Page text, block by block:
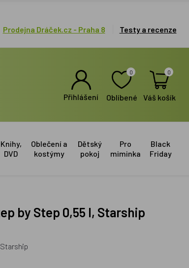
Prodejna Dráček.cz - Praha 8 Testy a recenze
Přihlášení
0
Oblíbené
0
Váš košík
Knihy,
DVD
Oblečení a
kostýmy
Dětský
pokoj
Pro
miminka
Black
Friday
by Step 0,55 l, Starship